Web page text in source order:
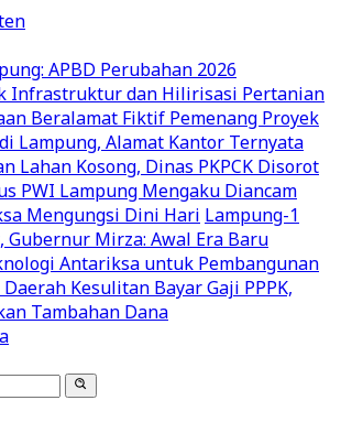
APBD Perubahan 2026
Infrastruktur dan Hilirisasi Pertanian
Beralamat Fiktif Pemenang Proyek
Lampung, Alamat Kantor Ternyata
Lahan Kosong, Dinas PKPCK Disorot
PWI Lampung Mengaku Diancam
Mengungsi Dini Hari Lampung-1
Gubernur Mirza: Awal Era Baru
Antariksa untuk Pembangunan
Kesulitan Bayar Gaji PPPK,
Tambahan Dana